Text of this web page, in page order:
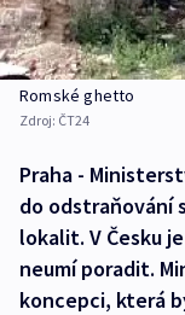
Romské ghetto
Zdroj: ČT24
Praha -
do odstraňování
lokalit. V Česku
neumí poradit.
koncepci, která